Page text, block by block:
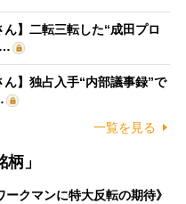
ん】二転三転した“成田プロ
…
ん】独占入手“内部議事録”で
一覧を見る
」
ークマンに特大反転の期待》